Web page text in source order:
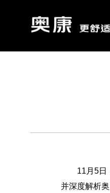
11月5日
并深度解析